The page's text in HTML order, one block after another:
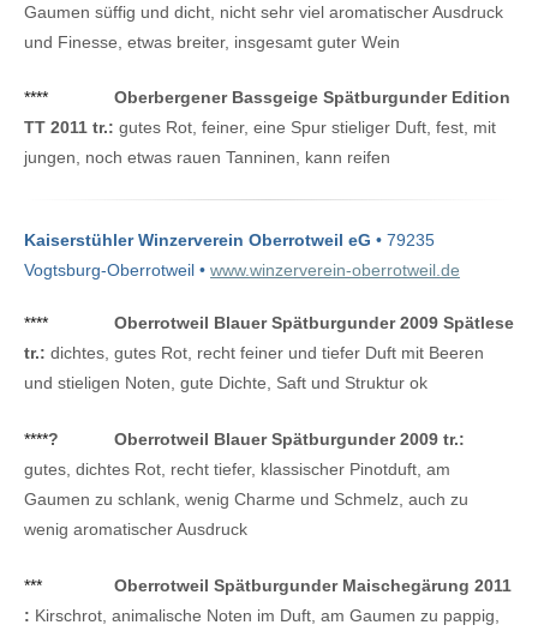
Gaumen süffig und dicht, nicht sehr viel aromatischer Ausdruck
und Finesse, etwas breiter, insgesamt guter Wein
****
Oberbergener Bassgeige Spätburgunder Edition
TT 2011 tr.: gutes Rot, feiner, eine Spur stieliger Duft, fest, mit
jungen, noch etwas rauen Tanninen, kann reifen
Kaiserstühler Winzerverein Oberrotweil eG • 79235
Vogtsburg-Oberrotweil • www.winzerverein-oberrotweil.de
****
Oberrotweil Blauer Spätburgunder 2009 Spätlese
tr.: dichtes, gutes Rot, recht feiner und tiefer Duft mit Beeren
und stieligen Noten, gute Dichte, Saft und Struktur ok
****?
Oberrotweil Blauer Spätburgunder 2009 tr.:
gutes, dichtes Rot, recht tiefer, klassischer Pinotduft, am
Gaumen zu schlank, wenig Charme und Schmelz, auch zu
wenig aromatischer Ausdruck
***
Oberrotweil Spätburgunder Maischegärung 2011
: Kirschrot, animalische Noten im Duft, am Gaumen zu pappig,